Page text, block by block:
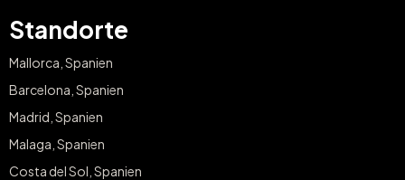
Standorte
Mallorca, Spanien
Barcelona, Spanien
Madrid, Spanien
Malaga, Spanien
Costa del Sol, Spanien